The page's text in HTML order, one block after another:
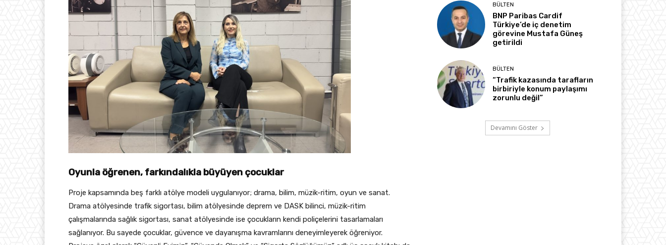
Oyunla öğrenen, farkındalıkla büyüyen çocuklar
Proje kapsamında beş farklı atölye modeli uygulanıyor; drama, bilim, müzik-ritim, oyun ve sanat.
Drama atölyesinde trafik sigortası, bilim atölyesinde deprem ve DASK bilinci, müzik-ritim
çalışmalarında sağlık sigortası, sanat atölyesinde ise çocukların kendi poliçelerini tasarlamaları
sağlanıyor. Bu sayede çocuklar, güvence ve dayanışma kavramlarını deneyimleyerek öğreniyor.
BÜLTEN
BNP Paribas Cardif
Türkiye’de iç denetim
görevine Mustafa Güneş
getirildi
BÜLTEN
“Trafik kazasında tarafların
birbiriyle konum paylaşımı
zorunlu değil”
Devamını Göster